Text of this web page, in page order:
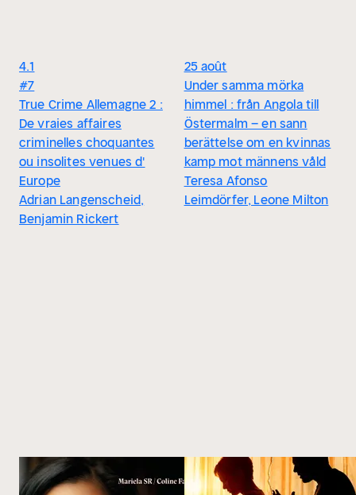
4.1
#7
True Crime Allemagne 2 :
De vraies affaires
criminelles choquantes
ou insolites venues d'
Europe
Adrian Langenscheid,
Benjamin Rickert
25 août
Under samma mörka
himmel : från Angola till
Östermalm – en sann
berättelse om en kvinnas
kamp mot männens våld
Teresa Afonso
Leimdörfer, Leone Milton